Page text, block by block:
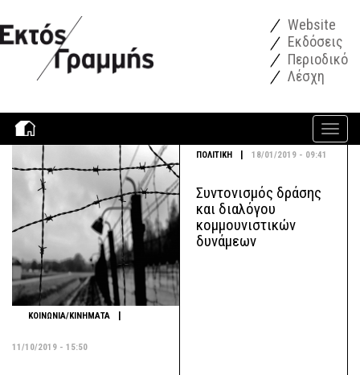
Website
Εκδόσεις
Περιοδικό
Λέσχη
Toggle
ΚΟΙΝΩΝΙΑ/ΚΙΝΗΜΑΤΑ |
11/10/2019 - 15:50
ΠΟΛΙΤΙΚΗ 18/01/2019 - 09:41
Συντονισμός δράσης
και διαλόγου
κομμουνιστικών
δυνάμεων